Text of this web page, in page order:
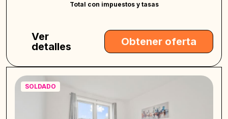
Total con impuestos y tasas
Ver
detalles
Obtener oferta
SOLDADO